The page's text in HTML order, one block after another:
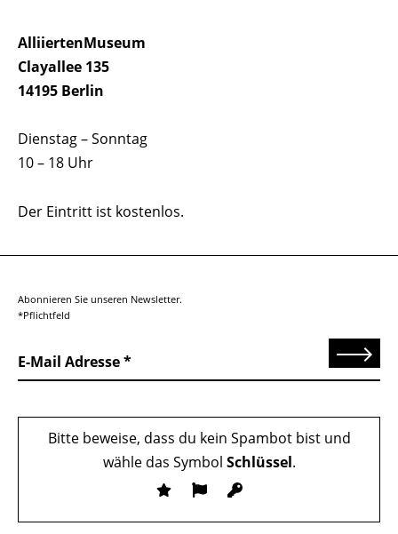
AlliiertenMuseum
Clayallee 135
14195 Berlin
Dienstag – Sonntag
10 – 18 Uhr
Der Eintritt ist kostenlos.
Abonnieren Sie unseren Newsletter.
*Pflichtfeld
E-Mail Adresse Senden
Bitte beweise, dass du kein Spambot bist und
wähle das Symbol Schlüssel.